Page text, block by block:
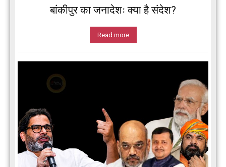
बांकीपुर का जनादेशः क्या है संदेश?
Read more